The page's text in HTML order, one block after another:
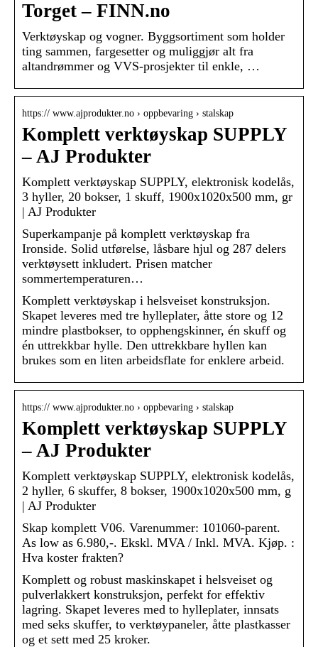
Torget – FINN.no
Verktøyskap og vogner. Byggsortiment som holder
ting sammen, fargesetter og muliggjør alt fra
altandrømmer og VVS-prosjekter til enkle, …
https:// www.ajprodukter.no › oppbevaring › stalskap
Komplett verktøyskap SUPPLY
– AJ Produkter
Komplett verktøyskap SUPPLY, elektronisk kodelås,
3 hyller, 20 bokser, 1 skuff, 1900x1020x500 mm, gr
| AJ Produkter
Superkampanje på komplett verktøyskap fra
Ironside. Solid utførelse, låsbare hjul og 287 delers
verktøysett inkludert. Prisen matcher
sommertemperaturen…
Komplett verktøyskap i helsveiset konstruksjon.
Skapet leveres med tre hylleplater, åtte store og 12
mindre plastbokser, to opphengskinner, én skuff og
én uttrekkbar hylle. Den uttrekkbare hyllen kan
brukes som en liten arbeidsflate for enklere arbeid.
https:// www.ajprodukter.no › oppbevaring › stalskap
Komplett verktøyskap SUPPLY
– AJ Produkter
Komplett verktøyskap SUPPLY, elektronisk kodelås,
2 hyller, 6 skuffer, 8 bokser, 1900x1020x500 mm, g
| AJ Produkter
Skap komplett V06. Varenummer: 101060-parent.
As low as 6.980,-. Ekskl. MVA / Inkl. MVA. Kjøp. :
Hva koster frakten?
Komplett og robust maskinskapet i helsveiset og
pulverlakkert konstruksjon, perfekt for effektiv
lagring. Skapet leveres med to hylleplater, innsats
med seks skuffer, to verktøypaneler, åtte plastkasser
og et sett med 25 kroker.